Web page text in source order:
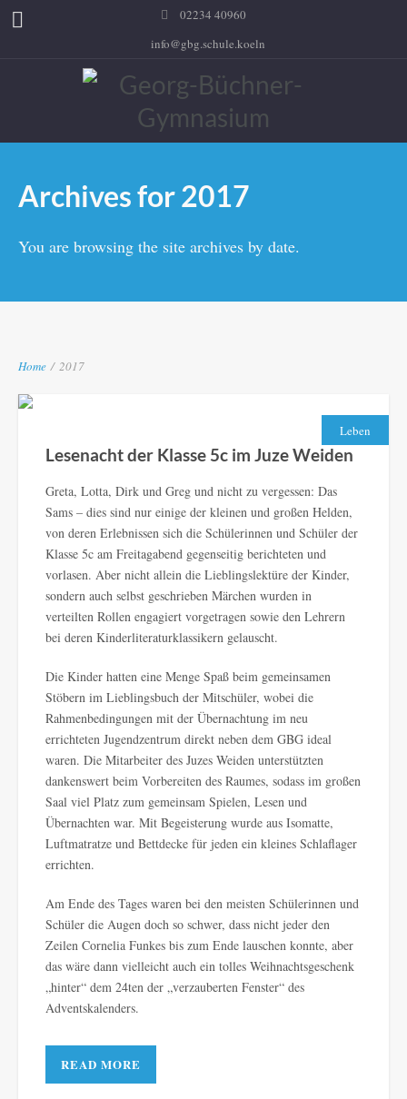
02234 40960
info@gbg.schule.koeln
Archives for 2017
You are browsing the site archives by date.
Home / 2017
Leben
Lesenacht der Klasse 5c im Juze Weiden
Greta, Lotta, Dirk und Greg und nicht zu vergessen: Das
Sams – dies sind nur einige der kleinen und großen Helden,
von deren Erlebnissen sich die Schülerinnen und Schüler der
Klasse 5c am Freitagabend gegenseitig berichteten und
vorlasen. Aber nicht allein die Lieblingslektüre der Kinder,
sondern auch selbst geschrieben Märchen wurden in
verteilten Rollen engagiert vorgetragen sowie den Lehrern
bei deren Kinderliteraturklassikern gelauscht.
Die Kinder hatten eine Menge Spaß beim gemeinsamen
Stöbern im Lieblingsbuch der Mitschüler, wobei die
Rahmenbedingungen mit der Übernachtung im neu
errichteten Jugendzentrum direkt neben dem GBG ideal
waren. Die Mitarbeiter des Juzes Weiden unterstützten
dankenswert beim Vorbereiten des Raumes, sodass im großen
Saal viel Platz zum gemeinsam Spielen, Lesen und
Übernachten war. Mit Begeisterung wurde aus Isomatte,
Luftmatratze und Bettdecke für jeden ein kleines Schlaflager
errichten.
Am Ende des Tages waren bei den meisten Schülerinnen und
Schüler die Augen doch so schwer, dass nicht jeder den
Zeilen Cornelia Funkes bis zum Ende lauschen konnte, aber
das wäre dann vielleicht auch ein tolles Weihnachtsgeschenk
„hinter“ dem 24ten der „verzauberten Fenster“ des
Adventskalenders.
READ MORE